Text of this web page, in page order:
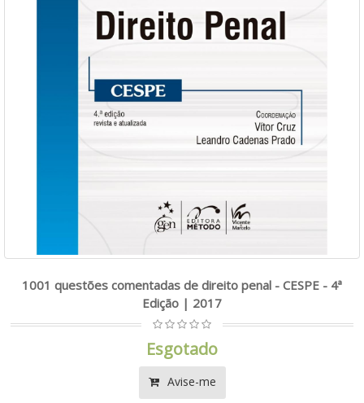
1001 questões comentadas de direito penal - CESPE - 4ª
Edição | 2017
Esgotado
Avise-me